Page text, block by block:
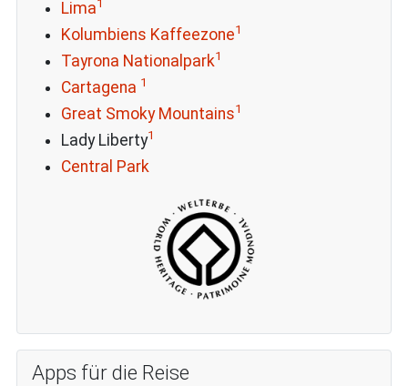
Lima1
Kolumbiens Kaffeezone1
Tayrona Nationalpark1
Cartagena 1
Great Smoky Mountains1
Lady Liberty1
Central Park
Apps für die Reise